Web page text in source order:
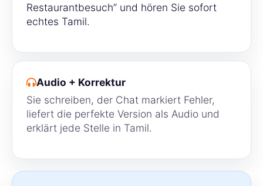
Restaurantbesuch” und hören Sie sofort
echtes Tamil.
Audio + Korrektur
Sie schreiben, der Chat markiert Fehler,
liefert die perfekte Version als Audio und
erklärt jede Stelle in Tamil.